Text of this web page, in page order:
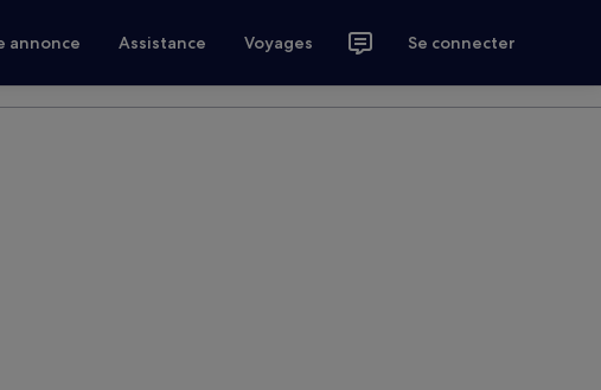
annonce Assistance Voyages Se connecter